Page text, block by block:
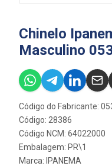
Chinelo
Masculino
Código do Fabricante:
Código: 28386
Código NCM: 64022000
Embalagem: PR\1
Marca: IPANEMA